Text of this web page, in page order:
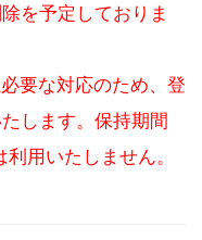
を予定しておりま
要な対応のため、登
します。保持期間
用いたしません。